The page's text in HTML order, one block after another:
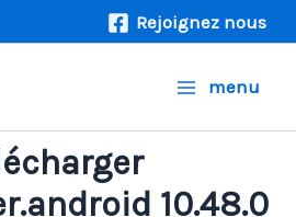
Rejoignez nous
menu
10.48.0